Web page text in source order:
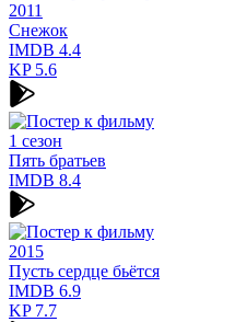
2011
Снежок
IMDB 4.4
KP5.6
1 сезон
Пять братьев
IMDB 8.4
2015
Пусть сердце бьётся
IMDB 6.9
KP7.7